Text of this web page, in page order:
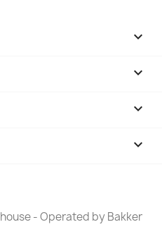



keyboard_arrow_down
- Operated by Bakker